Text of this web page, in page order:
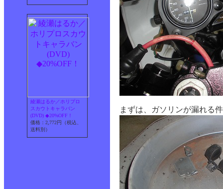
綾瀬はるか／ホリプロ
スカウトキャラバン
(DVD) ◆20%OFF！
価格：2,772円（税込、
送料別）
まずは、ガソリンが漏れる